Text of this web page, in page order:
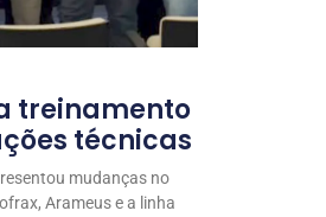
treinamento
técnicas
mudanças no
Arameus e a linha